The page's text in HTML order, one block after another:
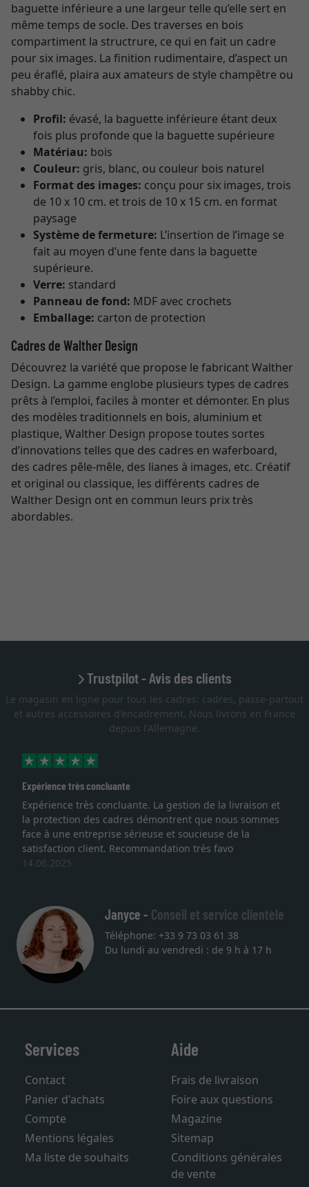
baguette inférieure a une largeur telle qu’elle sert en
même temps de socle. Des traverses en bois
compartiment la structrure, ce qui en fait un cadre
pour six images. La finition rudimentaire, d’aspect un
peu éraflé, plaira aux amateurs de style champêtre ou
shabby chic.
Profil: évasé, la baguette inférieure étant deux
fois plus profonde que la baguette supérieure
Matériau: bois
Couleur: gris, blanc, ou couleur bois naturel
Format des images: conçu pour six images, trois
de 10 x 10 cm. et trois de 10 x 15 cm. en format
paysage
Système de fermeture: L’insertion de l’image se
fait au moyen d’une fente dans la baguette
supérieure.
Verre: standard
Panneau de fond: MDF avec crochets
Emballage: carton de protection
Cadres de Walther Design
Découvrez la variété que propose le fabricant Walther
Design. La gamme englobe plusieurs types de cadres
prêts à l’emploi, faciles à monter et démonter. En plus
des modèles traditionnels en bois, aluminium et
plastique, Walther Design propose toutes sortes
d’innovations telles que des cadres en waferboard,
des cadres pêle-mêle, des lianes à images, etc. Créatif
et original ou classique, les différents cadres de
Walther Design ont en commun leurs prix très
abordables.
Trustpilot - Avis des clients
Le magasin en ligne pour tous les cadres: cadres, passe-partout
et autres accessoires d'encadrement. Nous livrons en France
depuis l'Allemagne.
Expérience très concluante
Expérience très concluante. La gestion de la livraison et
la protection des cadres démontrent que nous sommes
face à une entreprise sérieuse et soucieuse de la
satisfaction client. Recommandation très favo
14.06.2025
Janyce - Conseil et service clientèle
Téléphone: +33 9 73 03 61 38
Du lundi au vendredi : de 9 h à 17 h
Services
Contact
Panier d'achats
Compte
Mentions légales
Ma liste de souhaits
Aide
Frais de livraison
Foire aux questions
Magazine
Sitemap
Conditions générales
de vente